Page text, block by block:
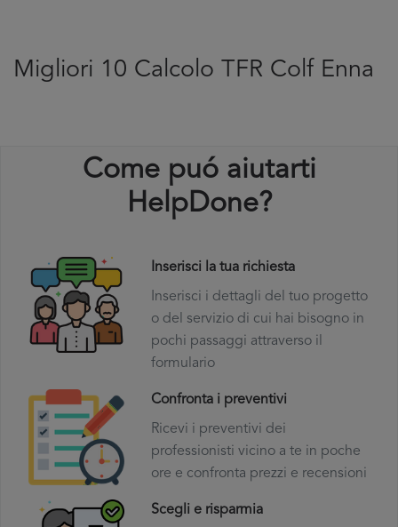
Migliori 10 Calcolo TFR Colf Enna
Come puó aiutarti
HelpDone?
Inserisci la tua richiesta
Inserisci i dettagli del tuo progetto
o del servizio di cui hai bisogno in
pochi passaggi attraverso il
formulario
Confronta i preventivi
Ricevi i preventivi dei
professionisti vicino a te in poche
ore e confronta prezzi e recensioni
Scegli e risparmia